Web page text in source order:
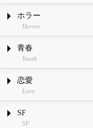
ホラー
Horror
青春
Youth
恋愛
Love
SF
SF